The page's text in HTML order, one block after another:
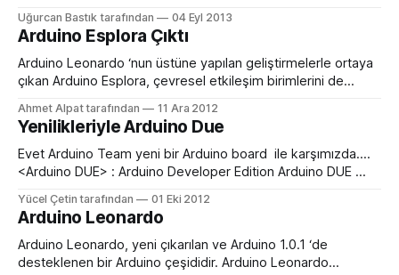
bir kart çünkü hala arduino ve Linux ile İnternet’in gücünü
taşıyor yeni yazılan kütüphaneler ile ortaya çıkan bir sürü
olanak var, eskiden uğraştığımız bir sürü
Uğurcan Bastık tarafından 04 Eyl 2013
Arduino Esplora Çıktı
Arduino Leonardo ‘nun üstüne yapılan geliştirmelerle ortaya
çıkan Arduino Esplora, çevresel etkileşim birimlerini de
defa Esplora’da gördüğümüz TinkerIt giriş çıkış konnektörleri
dikkat çekiyor. Arduino Esplora’da bulunan bazı sensörler ve
çevresel birimler aşağıdaki gibi. * Basma düğmeli analog
joystick joystickin ortasındaki buton
Ahmet Alpat tarafından 11 Ara 2012
Yenilikleriyle Arduino Due
Evet Arduino Team yeni bir Arduino board ile karşımızda….
<Arduino DUE> : Arduino Developer Edition Arduino DUE
DUE 96 Mhz’de 256Kb Flash ile ATMEL’in SAM3U( Cortex-
M3 ARM diğer adı) işlemcisi kullanacak. Ayrıca 50Kb SRam,
5 adet SPI bus, 2 adet
Yücel Çetin tarafından 01 Eki 2012
Arduino Leonardo
Arduino Leonardo, yeni çıkarılan ve Arduino 1.0.1 ‘de
desteklenen bir Arduino çeşididir. Arduino Leonardo